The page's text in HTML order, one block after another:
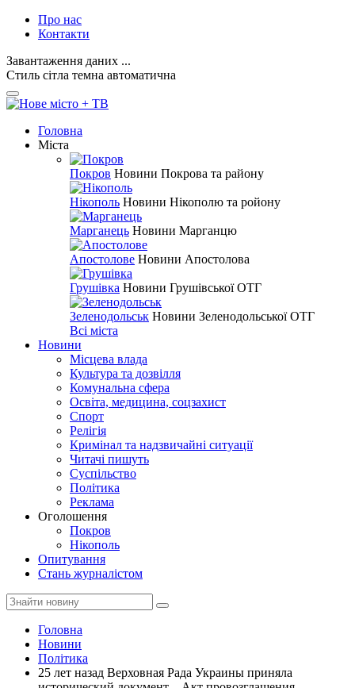
Про нас
Контакти
Завантаження даних ...
Стиль сітла темна автоматична
Головна
Міста
Покров Новини Покрова та району
Нікополь Новини Нікополю та ройону
Марганець Новини Марганцю
Апостолове Новини Апостолова
Грушівка Новини Грушівської ОТГ
Зеленодольськ Новини Зеленодольської ОТГ
Всі міста
Новини
Місцева влада
Культура та дозвілля
Комунальна сфера
Освіта, медицина, соцзахист
Спорт
Релігія
Кримінал та надзвичайні ситуації
Читачі пишуть
Суспільство
Політика
Реклама
Оголошення
Покров
Нікополь
Опитування
Стань журналістом
Головна
Новини
Політика
25 лет назад Верховная Рада Украины приняла